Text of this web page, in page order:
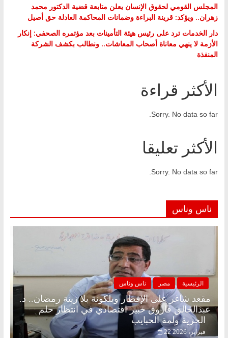
المجلس القومي لحقوق الإنسان يعلن متابعة قضية الدكتور محمد
زهران.. ويؤكد: قرينة البراءة وضمانات المحاكمة العادلة حق أصيل
دار الخدمات ترد على رئيس هيئة التأمينات بعد مؤتمره الصحفي: إنكار
الأزمة لا ينهي معاناة أصحاب المعاشات.. ونطالب بكشف الشركة
المنفذة
الأكثر قراءة
Sorry. No data so far.
الأكثر تعليقا
Sorry. No data so far.
ناس وناس
الرئيسية مصر ناس وناس
مقعد شاغر على الإفطار وبلكونة بلا زينة رمضان.. د.
عبدالخالق فاروق خبير اقتصادي في انتظار حلم
الحرية ولمة الحبايب
22 فبراير، 2026